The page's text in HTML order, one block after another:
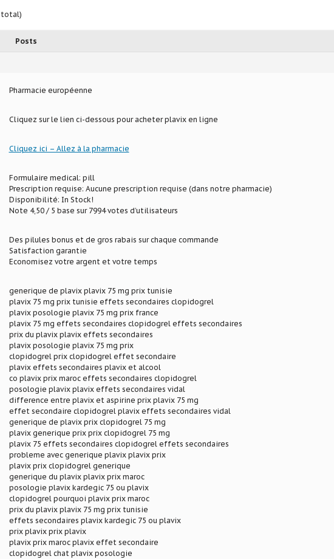
total)
Posts
Pharmacie européenne
Cliquez sur le lien ci-dessous pour acheter plavix en ligne
Cliquez ici – Allez à la pharmacie
Formulaire medical: pill
Prescription requise: Aucune prescription requise (dans notre pharmacie)
Disponibilité: In Stock!
Note 4,50 / 5 base sur 7994 votes d’utilisateurs
Des pilules bonus et de gros rabais sur chaque commande
Satisfaction garantie
Economisez votre argent et votre temps
generique de plavix plavix 75 mg prix tunisie
plavix 75 mg prix tunisie effets secondaires clopidogrel
plavix posologie plavix 75 mg prix france
plavix 75 mg effets secondaires clopidogrel effets secondaires
prix du plavix plavix effets secondaires
plavix posologie plavix 75 mg prix
clopidogrel prix clopidogrel effet secondaire
plavix effets secondaires plavix et alcool
co plavix prix maroc effets secondaires clopidogrel
posologie plavix plavix effets secondaires vidal
difference entre plavix et aspirine prix plavix 75 mg
effet secondaire clopidogrel plavix effets secondaires vidal
generique de plavix prix clopidogrel 75 mg
plavix generique prix prix clopidogrel 75 mg
plavix 75 effets secondaires clopidogrel effets secondaires
probleme avec generique plavix plavix prix
plavix prix clopidogrel generique
generique du plavix plavix prix maroc
posologie plavix kardegic 75 ou plavix
clopidogrel pourquoi plavix prix maroc
prix du plavix plavix 75 mg prix tunisie
effets secondaires plavix kardegic 75 ou plavix
prix plavix prix plavix
plavix prix maroc plavix effet secondaire
clopidogrel chat plavix posologie